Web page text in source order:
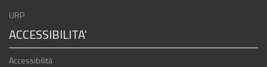
URP
ACCESSIBILITA'
Accessibilità